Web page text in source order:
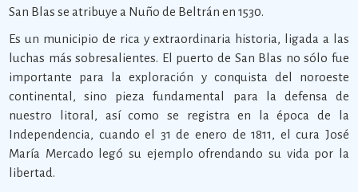
San Blas se atribuye a Nuño de Beltrán en 1530.
Es un municipio de rica y extraordinaria historia, ligada a las
luchas más sobresalientes. El puerto de San Blas no sólo fue
importante para la exploración y conquista del noroeste
continental, sino pieza fundamental para la defensa de
nuestro litoral, así como se registra en la época de la
Independencia, cuando el 31 de enero de 1811, el cura José
María Mercado legó su ejemplo ofrendando su vida por la
libertad.